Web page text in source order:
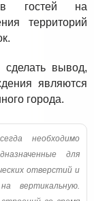
гостей на
территорий
вывод,
являются
города.
необходимо
для
отверстий и
вертикальную.